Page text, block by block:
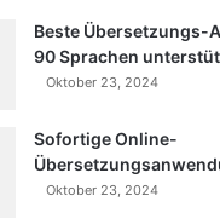
Beste Übersetzungs-
90 Sprachen
Oktober 23, 2024
Sofortige Online-
Oktober 23, 2024